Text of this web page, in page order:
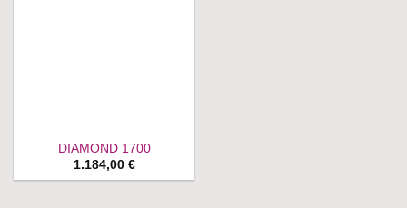
DIAMOND 1700
1.184,00 €